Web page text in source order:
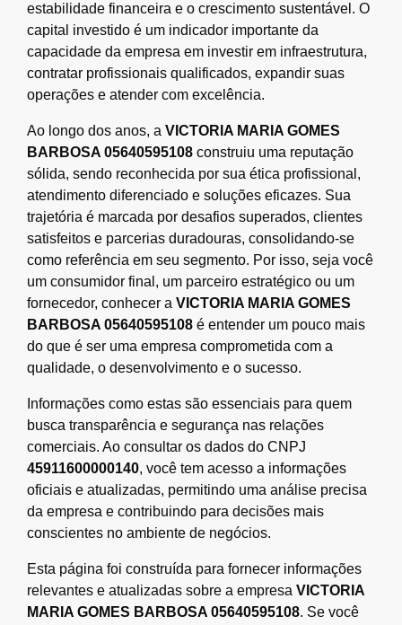
estabilidade financeira e o crescimento sustentável. O
capital investido é um indicador importante da
capacidade da empresa em investir em infraestrutura,
contratar profissionais qualificados, expandir suas
operações e atender com excelência.
Ao longo dos anos, a VICTORIA MARIA GOMES
BARBOSA 05640595108 construiu uma reputação
sólida, sendo reconhecida por sua ética profissional,
atendimento diferenciado e soluções eficazes. Sua
trajetória é marcada por desafios superados, clientes
satisfeitos e parcerias duradouras, consolidando-se
como referência em seu segmento. Por isso, seja você
um consumidor final, um parceiro estratégico ou um
fornecedor, conhecer a VICTORIA MARIA GOMES
BARBOSA 05640595108 é entender um pouco mais
do que é ser uma empresa comprometida com a
qualidade, o desenvolvimento e o sucesso.
Informações como estas são essenciais para quem
busca transparência e segurança nas relações
comerciais. Ao consultar os dados do CNPJ
45911600000140, você tem acesso a informações
oficiais e atualizadas, permitindo uma análise precisa
da empresa e contribuindo para decisões mais
conscientes no ambiente de negócios.
Esta página foi construída para fornecer informações
relevantes e atualizadas sobre a empresa VICTORIA
MARIA GOMES BARBOSA 05640595108. Se você